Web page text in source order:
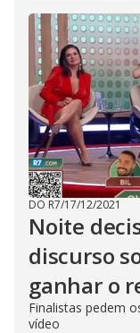
DO R7/17/12/2021
Noite
discurso
ganhar o
Finalistas pedem
vídeo